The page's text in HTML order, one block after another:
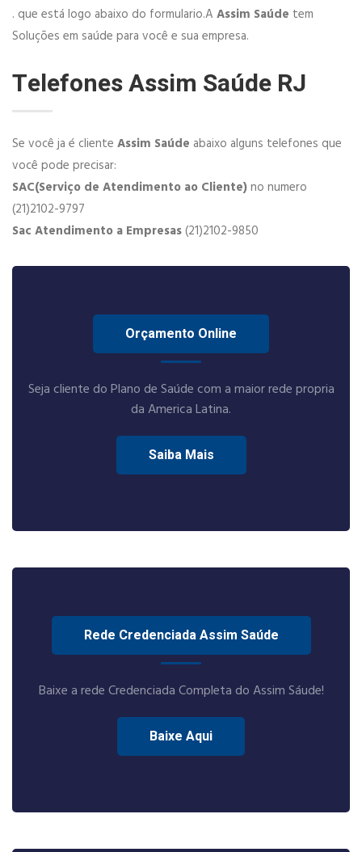
. que está logo abaixo do formulario.A Assim Saúde tem
Soluções em saúde para você e sua empresa.
Telefones Assim Saúde RJ
Se você ja é cliente Assim Saúde abaixo alguns telefones que
você pode precisar:
SAC(Serviço de Atendimento ao Cliente)no numero
(21)2102-9797
Sac Atendimento a Empresas (21)2102-9850
Orçamento Online
Seja cliente do Plano de Saúde com a maior rede propria
da America Latina.
Saiba Mais
Rede Credenciada Assim Saúde
Baixe a rede Credenciada Completa do Assim Sáude!
Baixe Aqui